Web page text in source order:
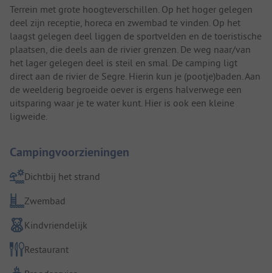
Terrein met grote hoogteverschillen. Op het hoger gelegen
deel zijn receptie, horeca en zwembad te vinden. Op het
laagst gelegen deel liggen de sportvelden en de toeristische
plaatsen, die deels aan de rivier grenzen. De weg naar/van
het lager gelegen deel is steil en smal. De camping ligt
direct aan de rivier de Segre. Hierin kun je (pootje)baden. Aan
de weelderig begroeide oever is ergens halverwege een
uitsparing waar je te water kunt. Hier is ook een kleine
ligweide.
Campingvoorzieningen
Dichtbij het strand
Zwembad
Kindvriendelijk
Restaurant